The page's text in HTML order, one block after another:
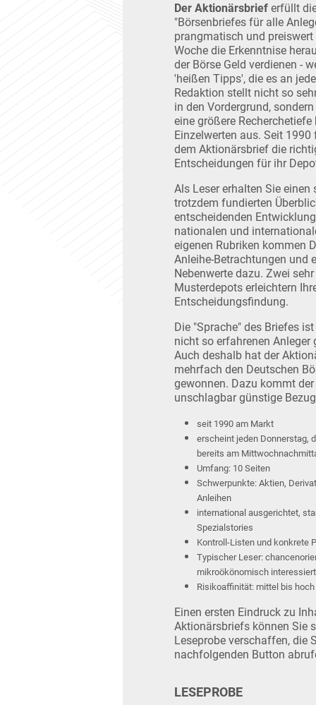
Der Aktionärsbrieferfüllt
"Börsenbriefes für alle
prangmatisch und
Woche die Erkenntnise
der Börse Geld verdienen -
'heißen Tipps', die es an
Redaktion stellt nicht so
in den Vordergrund,
eine größere Recherchetiefe
Einzelwerten aus. Seit
dem Aktionärsbrief die
Entscheidungen für ihr
Als Leser erhalten Sie einen
trotzdem fundierten
entscheidenden
nationalen und
eigenen Rubriken kommen
Anleihe-Betrachtungen und
Nebenwerte dazu. Zwei
Musterdepots erleichtern
Entscheidungsfindung.
Die "Sprache" des Briefes
nicht so erfahrenen Anleger
Auch deshalb hat der
mehrfach den Deutschen
gewonnen. Dazu kommt
unschlagbar günstige
seit 1990 am Markt
erscheint jeden Donnerstag,
bereits am
Umfang: 10 Seiten
Schwerpunkte: Aktien,
Anleihen
international ausgerichtet,
Spezialstories
Kontroll-Listen und konkrete
Typischer Leser:
mikroökönomisch interessiert
Risikoaffinität: mittel bis hoch
Einen ersten Eindruck zu
Aktionärsbriefs können Sie
Leseprobe verschaffen, die
nachfolgenden Button
LESEPROBE